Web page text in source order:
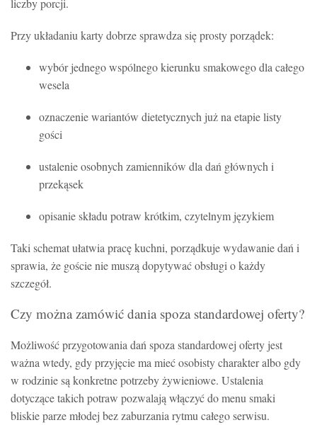
liczby porcji.
Przy układaniu karty dobrze sprawdza się prosty porządek:
wybór jednego wspólnego kierunku smakowego dla całego
wesela
oznaczenie wariantów dietetycznych już na etapie listy
gości
ustalenie osobnych zamienników dla dań głównych i
przekąsek
opisanie składu potraw krótkim, czytelnym językiem
Taki schemat ułatwia pracę kuchni, porządkuje wydawanie dań i
sprawia, że goście nie muszą dopytywać obsługi o każdy
szczegół.
Czy można zamówić dania spoza standardowej oferty?
Możliwość przygotowania dań spoza standardowej oferty jest
ważna wtedy, gdy przyjęcie ma mieć osobisty charakter albo gdy
w rodzinie są konkretne potrzeby żywieniowe. Ustalenia
dotyczące takich potraw pozwalają włączyć do menu smaki
bliskie parze młodej bez zaburzania rytmu całego serwisu.